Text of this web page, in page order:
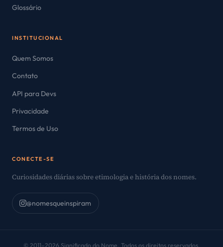
Glossário
INSTITUCIONAL
Quem Somos
Contato
API para Devs
Privacidade
Termos de Uso
CONECTE-SE
Curiosidades diárias sobre etimologia e história dos nomes.
@nomesqueinspiram
© 2011–2026 Significado do Nome. Todos os direitos reservados.